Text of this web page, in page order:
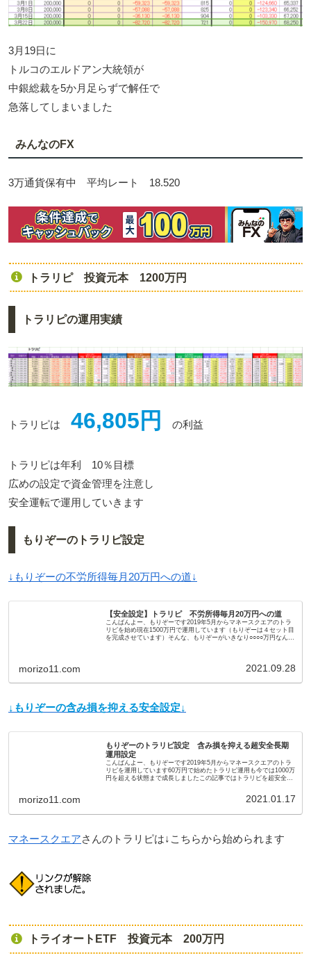
3月19日に
トルコのエルドアン大統領が
中銀総裁を5か月足らずで解任で
急落してしまいました
みんなのFX
3万通貨保有中 平均レート 18.520
トラリピ 投資元本 1200万円
トラリピの運用実績
トラリピは 46,805円 の利益
トラリピは年利 10％目標
広めの設定で資金管理を注意し
安全運転で運用していきます
もりぞーのトラリピ設定
↓もりぞーの不労所得毎月20万円への道↓
【安全設定】トラリピ 不労所得毎月20万円への道
こんばんよー、もりぞーです2019年5月からマネースクエアのトラ
リピを始め現在1500万円で運用しています（もりぞーは４セット目
を完成させています）そんな、もりぞーがいきなり○○○○万円なんて
morizo11.com 2021.09.28
↓もりぞーの含み損を抑える安全設定↓
もりぞーのトラリピ設定 含み損を抑える超安全長期
運用設定
こんばんよー、もりぞーです2019年5月からマネースクエアのトラ
リピを運用しています60万円で始めたトラリピ運用も今では1000万
円を超える状態まで成長しましたこの記事ではトラリピを超安全に
morizo11.com 2021.01.17
マネースクエアさんのトラリピは↓こちらから始められます
トライオートETF 投資元本 200万円